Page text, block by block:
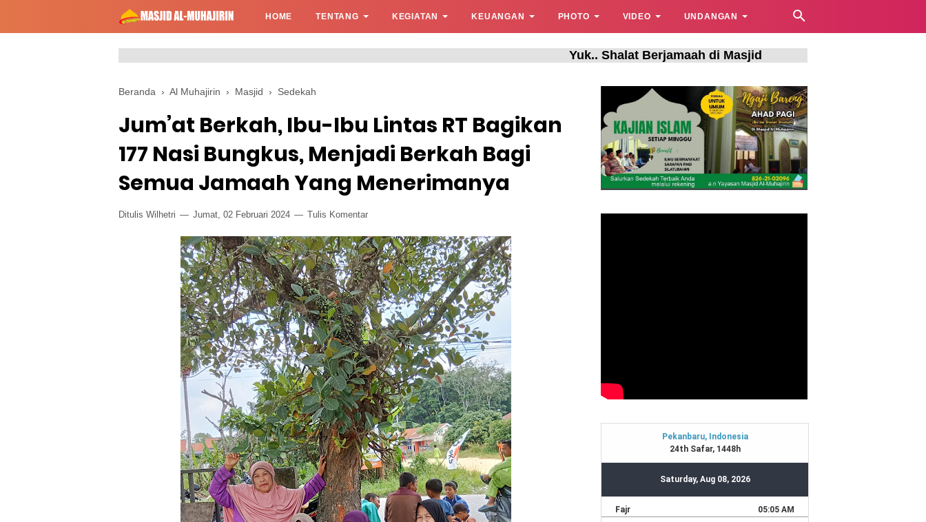
HOME TENTANG KEGIATAN KEUANGAN PHOTO VIDEO UNDANGAN
Yuk.. Shalat Berjamaah di Masjid
Beranda › Al Muhajirin › Masjid › Sedekah
Jum’at Berkah, Ibu-Ibu Lintas RT Bagikan
177 Nasi Bungkus, Menjadi Berkah Bagi
Semua Jamaah Yang Menerimanya
Ditulis Wilhetri Jumat, 02 Februari 2024 Tulis Komentar